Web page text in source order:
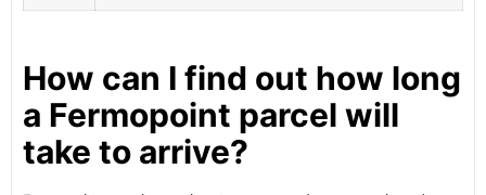
How can I find out how long
a Fermopoint parcel will
take to arrive?